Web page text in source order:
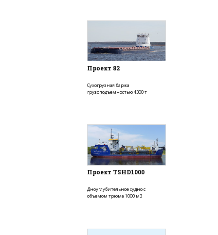
Проект 82
Сухогрузная баржа
грузоподъемностью 4300 т
Проект TSHD1000
Дноуглубительное судно с
объемом трюма 1000 м3